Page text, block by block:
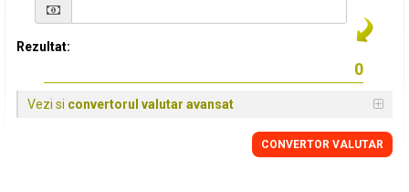
Rezultat:
Vezi si convertorul valutar avansat
CONVERTOR VALUTAR